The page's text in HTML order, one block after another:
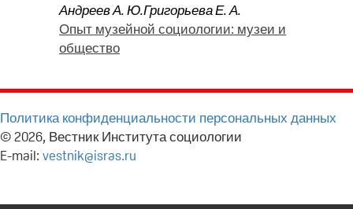
Андреев А. Ю.Григорьева Е. А.
Опыт музейной социологии: музеи и
общество
Политика конфиденциальности персональных данных
© 2026, Вестник Института социологии
E-mail: vestnik@isras.ru